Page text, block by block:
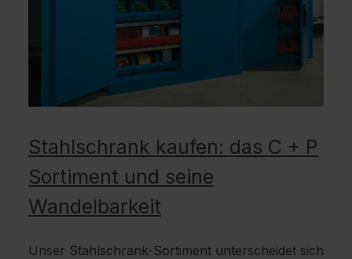
Stahlschrank kaufen: das C + P
Sortiment und seine
Wandelbarkeit
Unser Stahlschrank-Sortiment unterscheidet sich